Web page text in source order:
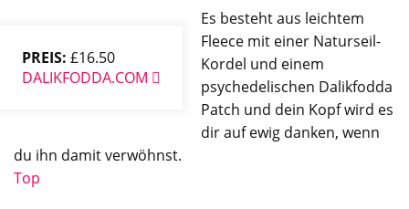
PREIS: £16.50
DALIKFODDA.COM
Es besteht aus leichtem
Fleece mit einer Naturseil-
Kordel und einem
psychedelischen Dalikfodda
Patch und dein Kopf wird es
dir auf ewig danken, wenn
du ihn damit verwöhnst.
Top